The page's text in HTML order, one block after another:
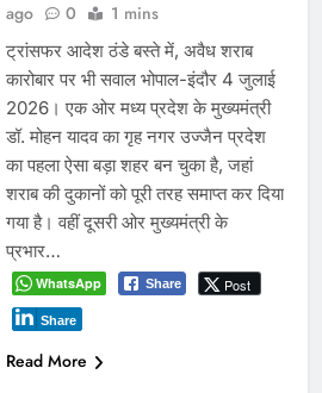
ago
0 1 mins
ट्रांसफर आदेश ठंडे बस्ते में, अवैध शराब
कारोबार पर भी सवाल भोपाल-इंदौर 4 जुलाई
2026। एक ओर मध्य प्रदेश के मुख्यमंत्री
डॉ. मोहन यादव का गृह नगर उज्जैन प्रदेश
का पहला ऐसा बड़ा शहर बन चुका है, जहां
शराब की दुकानों को पूरी तरह समाप्त कर दिया
गया है। वहीं दूसरी ओर मुख्यमंत्री के
प्रभार…
WhatsApp Share Post
Share
Read More